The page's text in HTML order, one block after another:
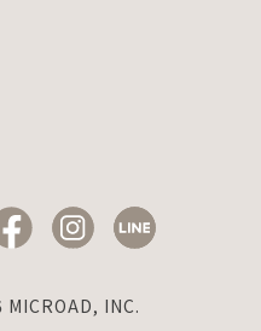
INC.